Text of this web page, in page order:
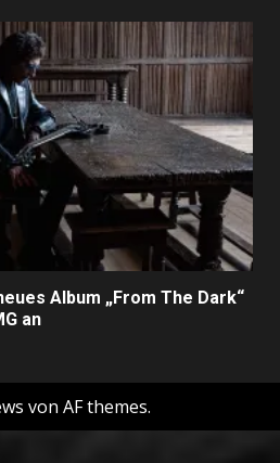
Album „From The Dark“
an
von AF themes.